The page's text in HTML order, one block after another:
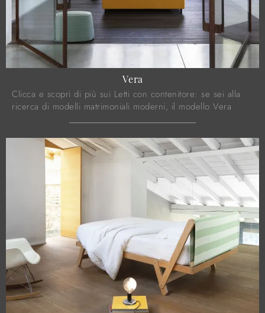
Vera
Clicca e scopri di più sui Letti con contenitore: se sei alla
ricerca di modelli matrimoniali moderni, il modello Vera